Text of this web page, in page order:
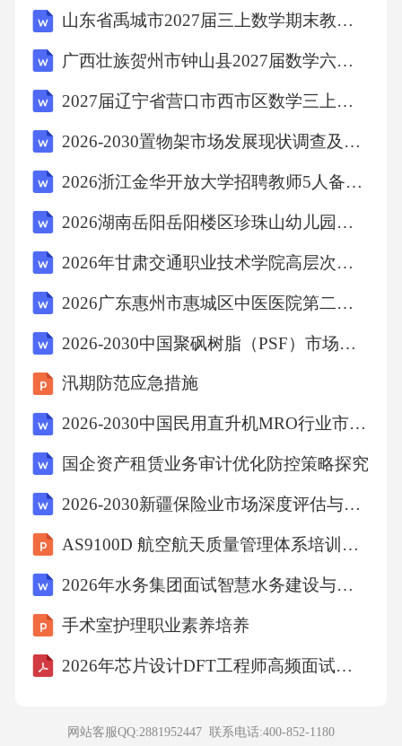
C、东张西望
D、端坐静听
解析AB.C项是不文明行为。故选D。
考点心理素质与社7、0，1，3，7，15，（）
A、20
B、21
D、31
【答案】：D
解析由题得，第n项的值为2n-1-1，则第6项的值
山东省禹城市2027届三上数学期末教学质量检测模拟试题含解析
广西壮族贺州市钟山县2027届数学六上期末综合测试试题含解析
2027届辽宁省营口市西市区数学三上期末检测试题含解析
2026-2030置物架市场发展现状调查及供需格局分析预测报告
2026浙江金华开放大学招聘教师5人备考题库附答案详解（研优卷）
2026湖南岳阳岳阳楼区珍珠山幼儿园秋季教师招聘备考题库完整参考答案详解
2026年甘肃交通职业技术学院高层次人才引进补充备考题库含答案详解（完整版）
2026广东惠州市惠城区中医医院第二批编外人员招聘7人备考题库及答案详解1套
2026-2030中国聚砜树脂（PSF）市场供需现状与经营效益分析报告
汛期防范应急措施
2026-2030中国民用直升机MRO行业市场发展趋势与前景展望战略分析研究报告
国企资产租赁业务审计优化防控策略探究
2026-2030新疆保险业市场深度评估与前景研究研究报告
AS9100D 航空航天质量管理体系培训课件
2026年水务集团面试智慧水务建设与信息化系统应用题
手术室护理职业素养培养
2026年芯片设计DFT工程师高频面试题包含详细解答
网站客服QQ:2881952447 联系电话:400-852-1180